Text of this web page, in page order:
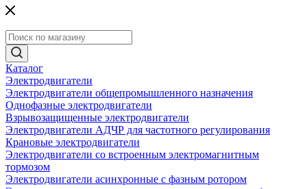
Каталог
Электродвигатели
Электродвигатели общепромышленного назначения
Однофазные электродвигатели
Взрывозащищенные электродвигатели
Электродвигатели АДЧР для частотного регулирования
Крановые электродвигатели
Электродвигатели со встроенным электромагнитным
тормозом
Электродвигатели асинхронные с фазным ротором